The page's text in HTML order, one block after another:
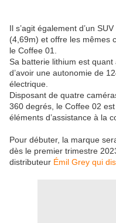
Il s’agit également d’un
(4,69m) et offre les mêmes
le Coffee 01.
Sa batterie lithium est
d’avoir une autonomie de
électrique.
Disposant de quatre
360 degrés, le Coffee 02
éléments d’assistance à la
Pour débuter, la marque
dès le premier trimestre
distributeur Émil Grey qui